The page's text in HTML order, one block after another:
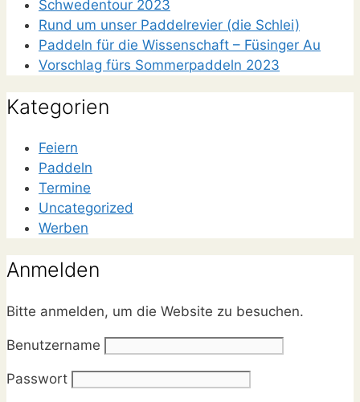
Schwedentour 2023
Rund um unser Paddelrevier (die Schlei)
Paddeln für die Wissenschaft – Füsinger Au
Vorschlag fürs Sommerpaddeln 2023
Kategorien
Feiern
Paddeln
Termine
Uncategorized
Werben
Anmelden
Bitte anmelden, um die Website zu besuchen.
Benutzername
Passwort